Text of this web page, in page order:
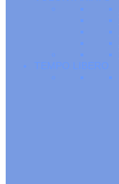
TEMPO LIBERO